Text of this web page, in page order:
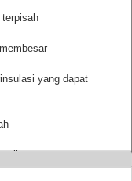
yang dapat
selip